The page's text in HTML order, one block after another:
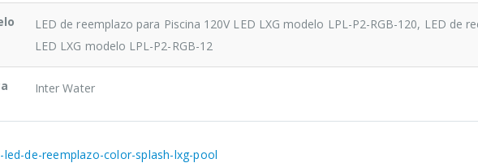
LED de reemplazo para Piscina 120V LED LXG modelo LPL-P2-RGB-120, LED de
LED LXG modelo LPL-P2-RGB-12
Inter Water
de-reemplazo-color-splash-lxg-pool